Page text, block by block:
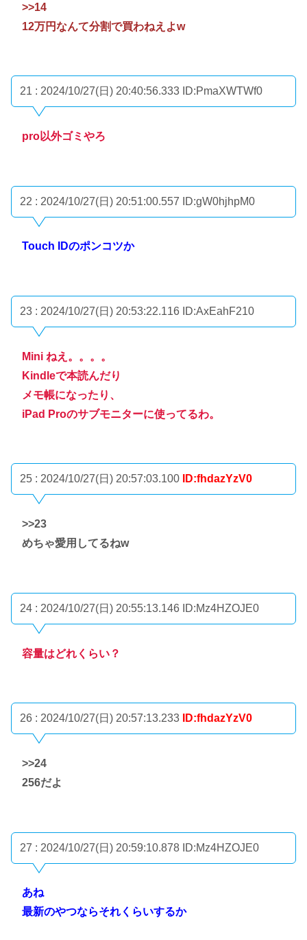
>>14
12万円なんて分割で買わねえよw
21 : 2024/10/27(日) 20:40:56.333 ID:PmaXWTWf0
pro以外ゴミやろ
22 : 2024/10/27(日) 20:51:00.557 ID:gW0hjhpM0
Touch IDのポンコツか
23 : 2024/10/27(日) 20:53:22.116 ID:AxEahF210
Mini ねえ。。。。
Kindleで本読んだり
メモ帳になったり、
iPad Proのサブモニターに使ってるわ。
25 : 2024/10/27(日) 20:57:03.100 ID:fhdazYzV0
>>23
めちゃ愛用してるねw
24 : 2024/10/27(日) 20:55:13.146 ID:Mz4HZOJE0
容量はどれくらい？
26 : 2024/10/27(日) 20:57:13.233 ID:fhdazYzV0
>>24
256だよ
27 : 2024/10/27(日) 20:59:10.878 ID:Mz4HZOJE0
あね
最新のやつならそれくらいするか